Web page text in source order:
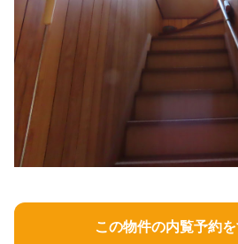
この物件の内覧予約